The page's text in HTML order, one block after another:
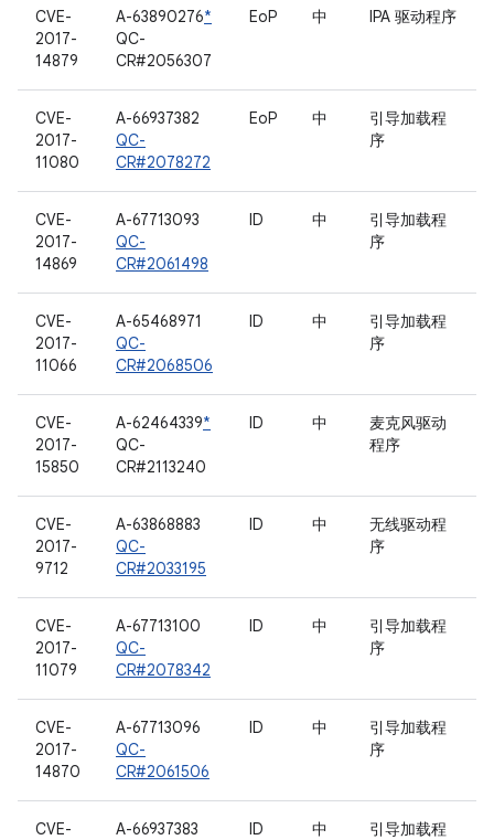
CVE-
2017-
14879
A-63890276*
QC-
CR#2056307
EoP 中 IPA 驱动程序
CVE-
2017-
11080
A-66937382
QC-
CR#2078272
EoP 中
引导加载程
序
CVE-
2017-
14869
A-67713093
QC-
CR#2061498
ID 中
引导加载程
序
CVE-
2017-
11066
A-65468971
QC-
CR#2068506
ID 中
引导加载程
序
CVE-
2017-
15850
A-62464339*
QC-
CR#2113240
ID 中
麦克风驱动
程序
CVE-
2017-
9712
A-63868883
QC-
CR#2033195
ID 中
无线驱动程
序
CVE-
2017-
11079
A-67713100
QC-
CR#2078342
ID 中
引导加载程
序
CVE-
2017-
14870
A-67713096
QC-
CR#2061506
ID 中
引导加载程
序
CVE-
A-66937383
ID 中
引导加载程